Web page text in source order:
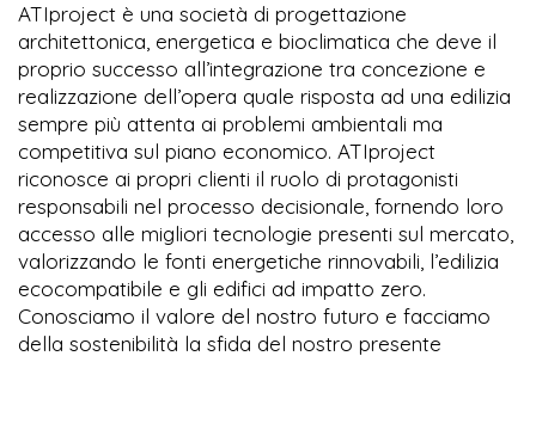
ATIproject è una società di progettazione
architettonica, energetica e bioclimatica che deve il
proprio successo all’integrazione tra concezione e
realizzazione dell’opera quale risposta ad una edilizia
sempre più attenta ai problemi ambientali ma
competitiva sul piano economico. ATIproject
riconosce ai propri clienti il ruolo di protagonisti
responsabili nel processo decisionale, fornendo loro
accesso alle migliori tecnologie presenti sul mercato,
valorizzando le fonti energetiche rinnovabili, l’edilizia
ecocompatibile e gli edifici ad impatto zero.
Conosciamo il valore del nostro futuro e facciamo
della sostenibilità la sfida del nostro presente